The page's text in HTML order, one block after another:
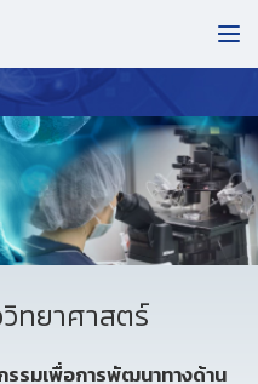
ทยาศาสตร์
รรมเพื่อการพัฒนาทางด้าน